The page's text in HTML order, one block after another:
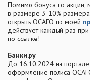
Помимо бонуса по акции,
в размере 3-10% размера
открыть ОСАГО по моей
действует каждый раз
по ссылке!
Банки.ру
До 16.10.2024 на портале
оформление полиса